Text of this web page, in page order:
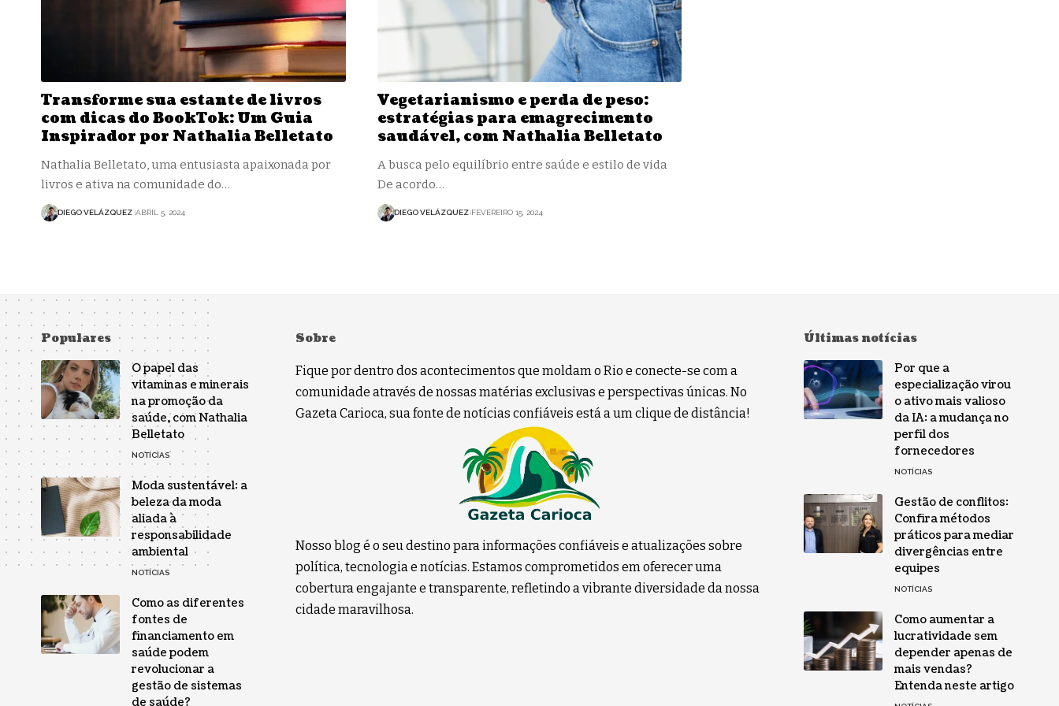
Transforme sua estante de livros
com dicas do BookTok: Um Guia
Inspirador por Nathalia Belletato
Nathalia Belletato, uma entusiasta apaixonada por
livros e ativa na comunidade do…
DIEGO VELÁZQUEZ ABRIL 5, 2024
Vegetarianismo e perda de peso:
estratégias para emagrecimento
saudável, com Nathalia Belletato
A busca pelo equilíbrio entre saúde e estilo de vida
De acordo…
DIEGO VELÁZQUEZ FEVEREIRO 15, 2024
Populares
O papel das
vitaminas e minerais
na promoção da
saúde, com Nathalia
Belletato
NOTÍCIAS
Moda sustentável: a
beleza da moda
aliada à
responsabilidade
ambiental
NOTÍCIAS
Como as diferentes
fontes de
financiamento em
saúde podem
revolucionar a
gestão de sistemas
de saúde?
Sobre
Fique por dentro dos acontecimentos que moldam o Rio e conecte-se com a
comunidade através de nossas matérias exclusivas e perspectivas únicas. No
Gazeta Carioca, sua fonte de notícias confiáveis está a um clique de distância!
Nosso blog é o seu destino para informações confiáveis e atualizações sobre
política, tecnologia e notícias. Estamos comprometidos em oferecer uma
cobertura engajante e transparente, refletindo a vibrante diversidade da nossa
cidade maravilhosa.
Últimas notícias
Por que a
especialização virou
o ativo mais valioso
da IA: a mudança no
perfil dos
fornecedores
NOTÍCIAS
Gestão de conflitos:
Confira métodos
práticos para mediar
divergências entre
equipes
NOTÍCIAS
Como aumentar a
lucratividade sem
depender apenas de
mais vendas?
Entenda neste artigo